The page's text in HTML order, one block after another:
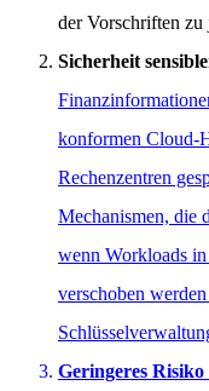
der Vorschriften
Sicherheit
konformen Cloud-
Rechenzentren
Mechanismen, die
wenn Workloads
verschoben
Geringeres